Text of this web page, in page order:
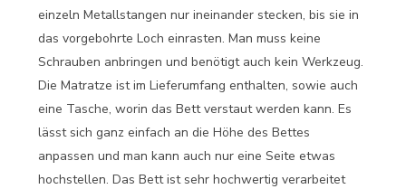
einzeln Metallstangen nur ineinander stecken, bis sie in
das vorgebohrte Loch einrasten. Man muss keine
Schrauben anbringen und benötigt auch kein Werkzeug.
Die Matratze ist im Lieferumfang enthalten, sowie auch
eine Tasche, worin das Bett verstaut werden kann. Es
lässt sich ganz einfach an die Höhe des Bettes
anpassen und man kann auch nur eine Seite etwas
hochstellen. Das Bett ist sehr hochwertig verarbeitet